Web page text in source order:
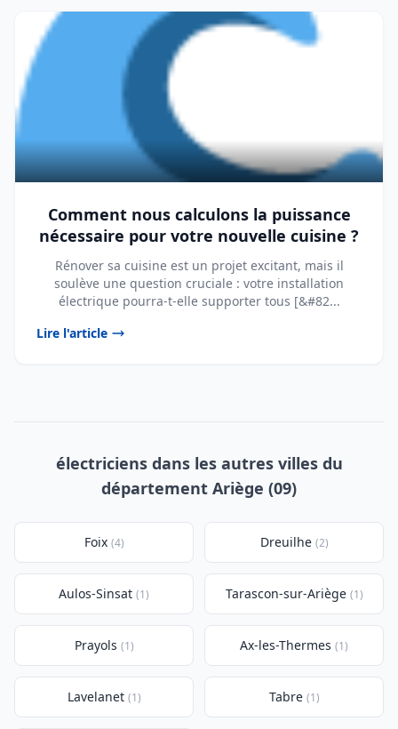
Comment nous calculons la puissance
nécessaire pour votre nouvelle cuisine ?
Rénover sa cuisine est un projet excitant, mais il
soulève une question cruciale : votre installation
électrique pourra-t-elle supporter tous [&#82...
Lire l'article
électriciens dans les autres villes du
département Ariège (09)
Foix (4) Dreuilhe (2)
Aulos-Sinsat (1) Tarascon-sur-Ariège (1)
Prayols (1) Ax-les-Thermes (1)
Lavelanet (1) Tabre (1)